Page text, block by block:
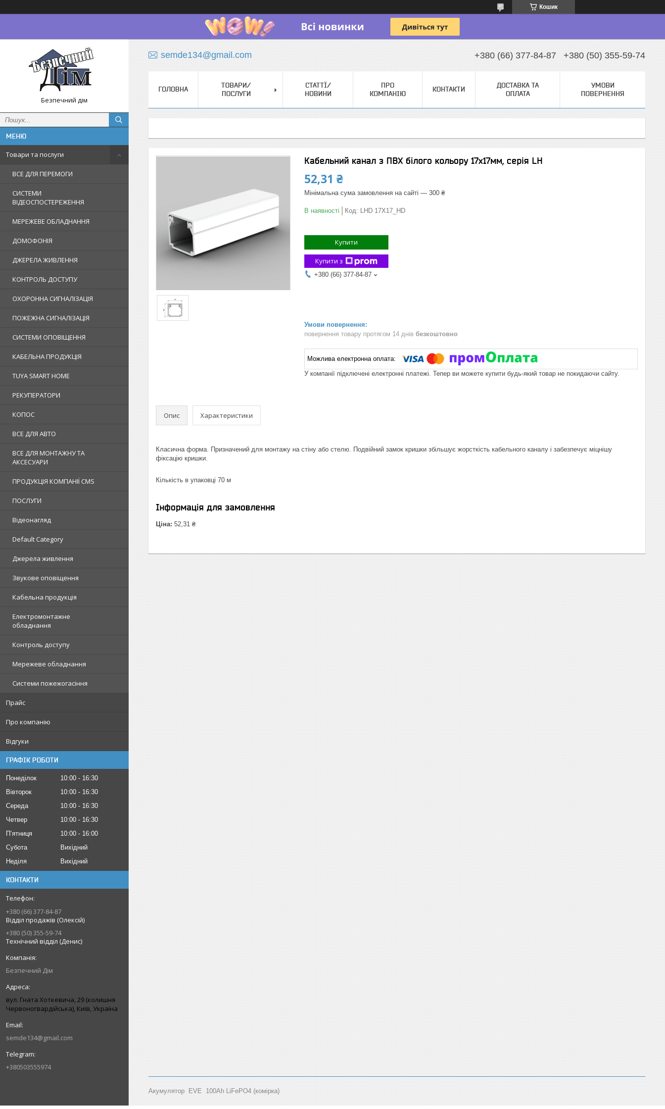
Кошик
Безпечний дім
Товари та послуги
ВСЕ ДЛЯ ПЕРЕМОГИ
СИСТЕМИ
ВІДЕОСПОСТЕРЕЖЕННЯ
МЕРЕЖЕВЕ ОБЛАДНАННЯ
ДОМОФОНІЯ
ДЖЕРЕЛА ЖИВЛЕННЯ
КОНТРОЛЬ ДОСТУПУ
ОХОРОННА СИГНАЛІЗАЦІЯ
ПОЖЕЖНА СИГНАЛІЗАЦІЯ
СИСТЕМИ ОПОВІЩЕННЯ
КАБЕЛЬНА ПРОДУКЦІЯ
TUYA SMART HOME
РЕКУПЕРАТОРИ
КОПОС
ВСЕ ДЛЯ АВТО
ВСЕ ДЛЯ МОНТАЖНУ ТА
АКСЕСУАРИ
ПРОДУКЦІЯ КОМПАНІЇ CMS
ПОСЛУГИ
Відеонагляд
Default Category
Джерела живлення
Звукове оповіщення
Кабельна продукція
Електромонтажне
обладнання
Контроль доступу
Мережеве обладнання
Системи пожежогасіння
Прайс
Про компанію
Відгуки
ГРАФІК РОБОТИ
Понеділок 10:00
16:30
Вівторок
10:00
16:30
Середа
10:00
16:30
Четвер
10:00
16:30
Пʼятниця
10:00
16:00
Субота
Вихідний
Неділя
Вихідний
КОНТАКТИ
+380 (66) 377-84-87
Відділ продажів (Олексій)
+380 (50) 355-59-74
Технічний відділ (Денис)
Безпечний Дім
вул. Гната Хоткевича, 29 (колишня
Червоногвардійська), Київ, Україна
semde134@gmail.com
+380503555974
semde134@gmail.com +380 (66) 377-84-87 +380 (50) 355-59-74
ГОЛОВНА
ТОВАРИ/
ПОСЛУГИ
СТАТТЇ/
НОВИНИ
ПРО
КОМПАНІЮ
КОНТАКТИ
ДОСТАВКА ТА
ОПЛАТА
УМОВИ
ПОВЕРНЕННЯ
Кабельний канал з ПВХ білого кольору 17х17мм, серія LH
52,31 ₴
Мінімальна сума замовлення на сайті — 300 ₴
В наявності Код: LHD 17X17_HD
Купити
Купити з
+380 (66) 377-84-87
повернення товару протягом 14 днів безкоштовно
У компанії підключені електронні платежі. Тепер ви можете купити будь-який товар не покидаючи сайту.
Опис Характеристики
Класична форма. Призначений для монтажу на стіну або стелю. Подвійний замок кришки збільшує жорсткість кабельного каналу і забезпечує міцнішу
фіксацію кришки.
Кількість в упаковці 70 м
Інформація для замовлення
Ціна: 52,31 ₴
Акумулятор EVE 100Ah LiFePO4 (комірка)